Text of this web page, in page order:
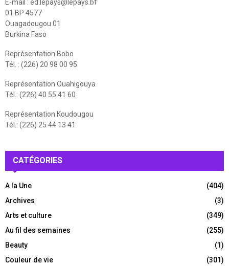
E-mail : ed.lepays@lepays.bf
01 BP 4577
Ouagadougou 01
Burkina Faso
Représentation Bobo
Tél. : (226) 20 98 00 95
Représentation Ouahigouya
Tél.: (226) 40 55 41 60
Représentation Koudougou
Tél.: (226) 25 44 13 41
CATÉGORIES
A la Une
(404)
Archives
(3)
Arts et culture
(349)
Au fil des semaines
(255)
Beauty
(1)
Couleur de vie
(301)